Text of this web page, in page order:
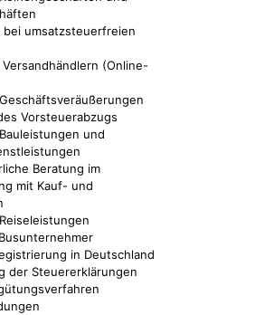
umsatzsteuerfreien
(Online-
Vorsteuerabzugs
und
Beratung im
mit Kauf- und
in Deutschland
der Steuererklärungen